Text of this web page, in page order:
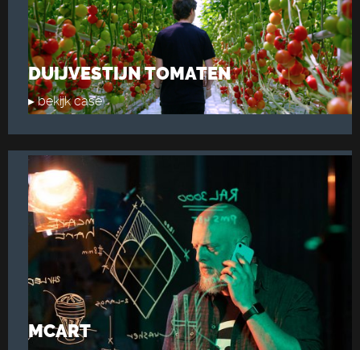
DUIJVESTIJN TOMATEN
▸ bekijk case
MCART